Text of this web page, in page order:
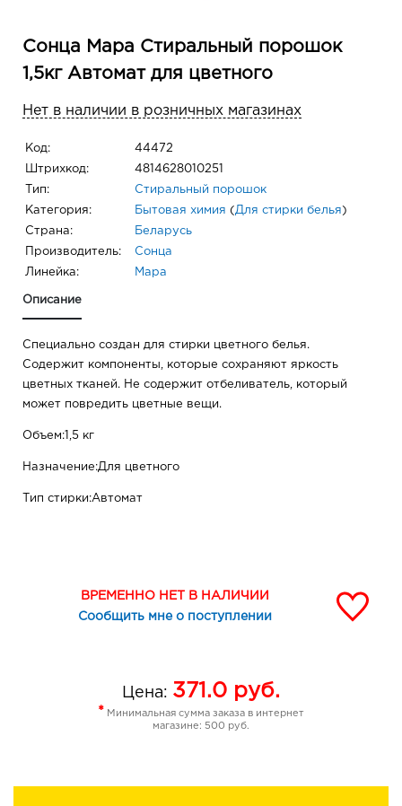
Сонца Мара Стиральный порошок
1,5кг Автомат для цветного
Нет в наличии в розничных магазинах
Код: 44472
Штрихкод: 4814628010251
Тип: Стиральный порошок
Категория: Бытовая химия ( Для стирки белья )
Страна: Беларусь
Производитель: Сонца
Линейка: Мара
Описание
Специально создан для стирки цветного белья.
Содержит компоненты, которые сохраняют яркость
цветных тканей. Не содержит отбеливатель, который
может повредить цветные вещи.
Объем:1,5 кг
Назначение:Для цветного
Тип стирки:Автомат
ВРЕМЕННО НЕТ В НАЛИЧИИ
Сообщить мне о поступлении
Цена: 371.0 руб.
* Минимальная сумма заказа в интернет
магазине: 500 руб.